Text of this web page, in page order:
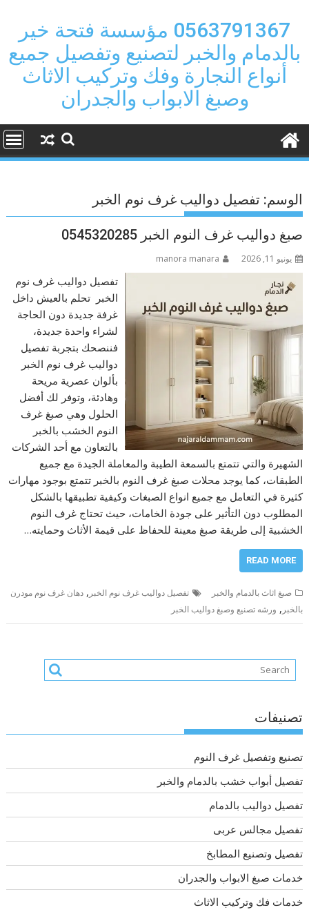
content
0563791367 مؤسسة فتحة خير
بالدمام والخبر لتصنيع وتفصيل جميع
أنواع النجارة وفك وتركيب الاثاث
وصبغ الابواب والجدران
الوسم: تفصيل دواليب غرف نوم الخبر
صبغ دواليب غرف النوم الخبر 0545320285
يونيو 11, 2026 manora manara
تفصيل دواليب غرف نوم
الخبر تحلم بالعيش داخل
غرفة جديدة دون الحاجة
لشراء واحدة جديدة،
فننصحك بتجربة تفصيل
دواليب غرف نوم الخبر
بألوان عصرية مريحة
وهادئة، وتوفر لك أفضل
الحلول وهي صبغ غرف
النوم الخشب بالخبر
بالتعاون مع أحد الشركات
الشهيرة والتي تتمتع بالسمعة الطيبة والمعاملة الجيدة مع جميع
الطبقات، كما يوجد محلات صبغ غرف النوم بالخبر تتمتع بوجود مهارات
كثيرة في التعامل مع جميع انواع الصبغات وكيفية تطبيقها بالشكل
المطلوب دون التأثير على جودة الخامات، حيث تحتاج غرف النوم
الخشبية إلى طريقة صبغ معينة للحفاظ على قيمة الأثاث وحمايته…
READ MORE
صبغ اثاث بالدمام والخبر تفصيل دواليب غرف نوم الخبر ,دهان غرف نوم مودرن
بالخبر , ورشه تصنيع وصبغ دواليب الخبر
تصنيفات
تصنيع وتفصيل غرف النوم
تفصيل أبواب خشب بالدمام والخبر
تفصيل دواليب بالدمام
تفصيل مجالس عربى
تفصيل وتصنيع المطابخ
خدمات صبغ الابواب والجدران
خدمات فك وتركيب الاثاث